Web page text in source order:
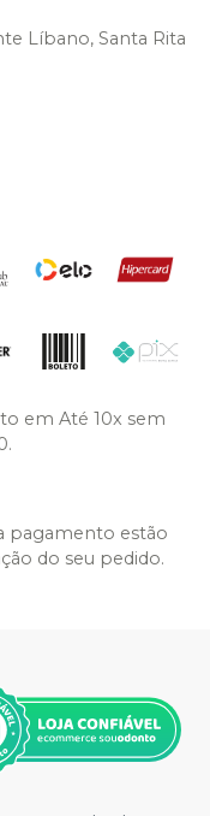
Líbano, Santa Rita
em Até 10x sem
pagamento estão
do seu pedido.